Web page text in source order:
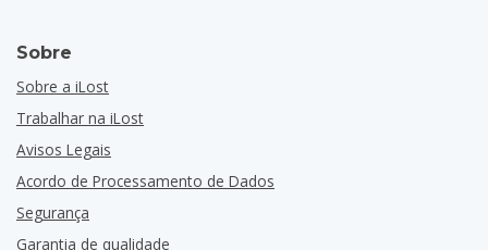
Sobre
Sobre a iLost
Trabalhar na iLost
Avisos Legais
Acordo de Processamento de Dados
Segurança
Garantia de qualidade